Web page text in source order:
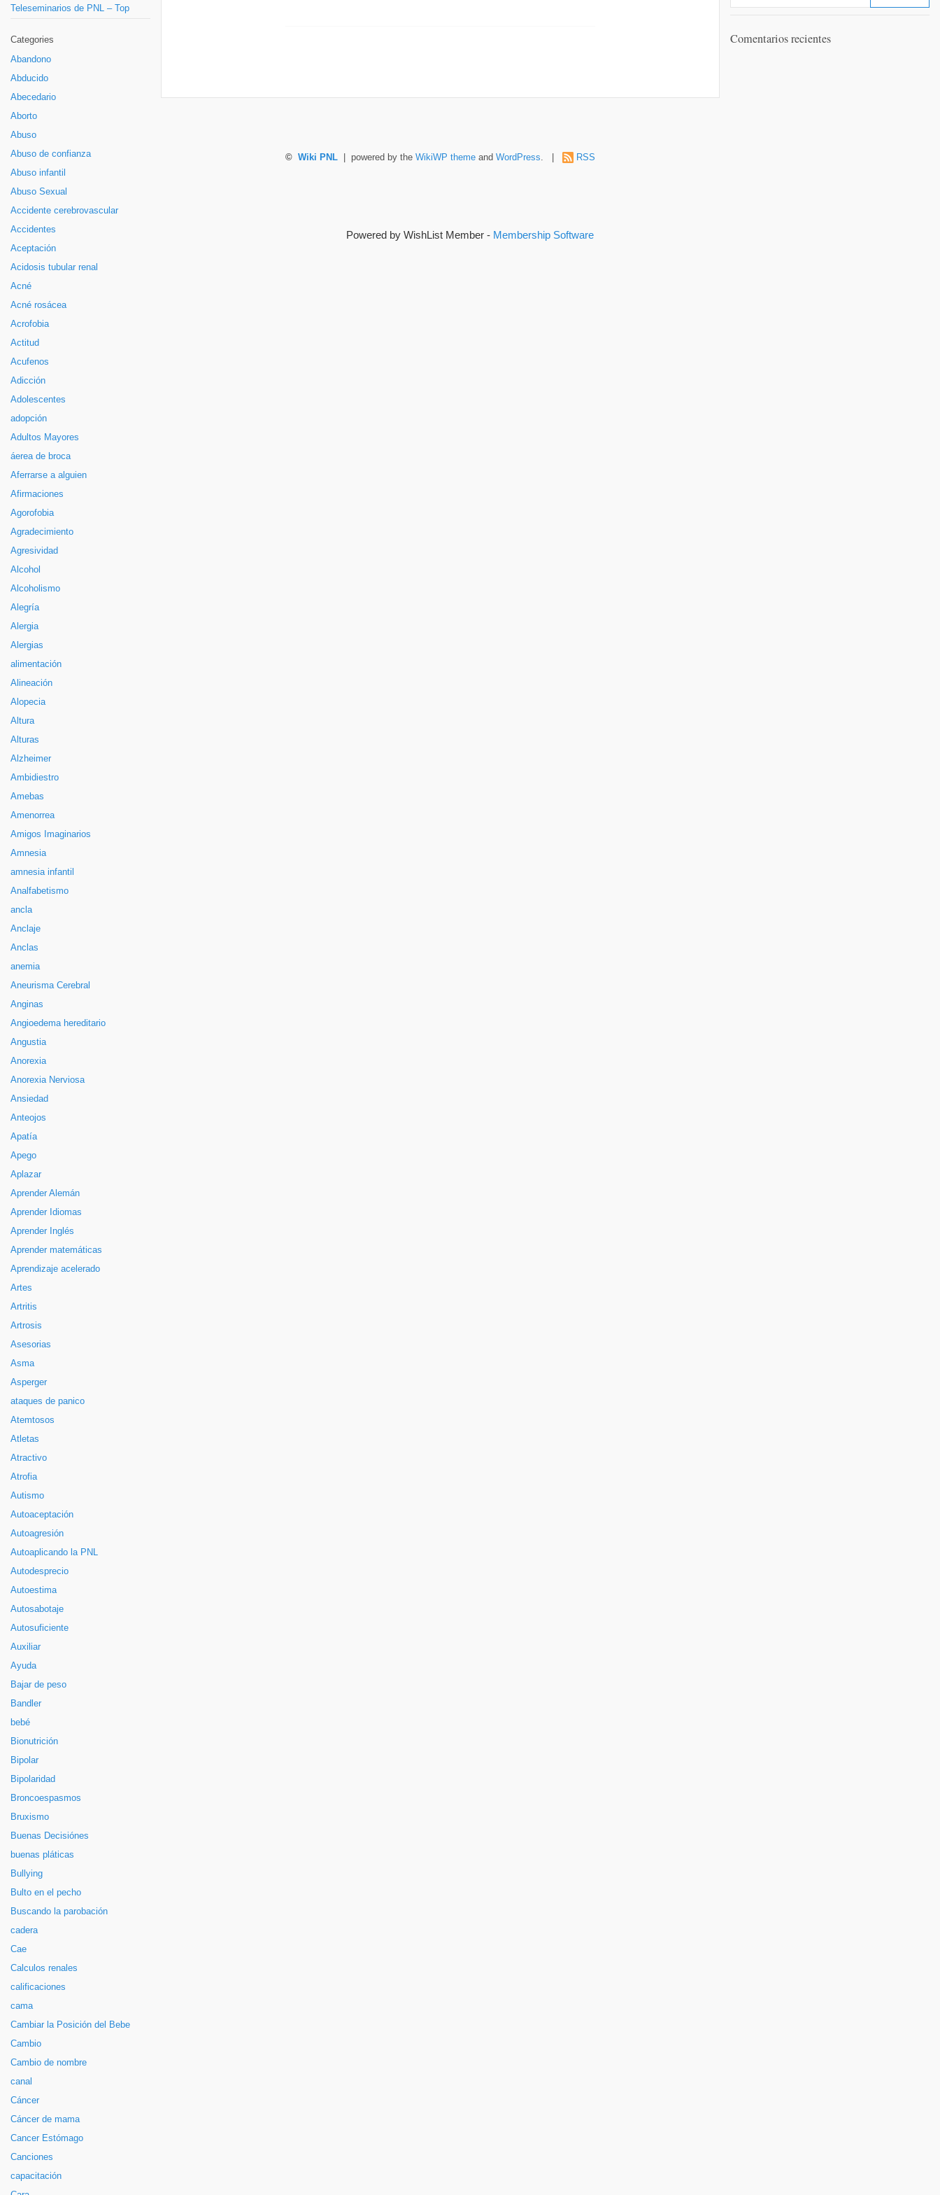
Teleseminarios de PNL – Top
Categories
Abandono
Abducido
Abecedario
Aborto
Abuso
Abuso de confianza
Abuso infantil
Abuso Sexual
Accidente cerebrovascular
Accidentes
Aceptación
Acidosis tubular renal
Acné
Acné rosácea
Acrofobia
Actitud
Acufenos
Adicción
Adolescentes
adopción
Adultos Mayores
áerea de broca
Aferrarse a alguien
Afirmaciones
Agorofobia
Agradecimiento
Agresividad
Alcohol
Alcoholismo
Alegría
Alergia
Alergias
alimentación
Alineación
Alopecia
Altura
Alturas
Alzheimer
Ambidiestro
Amebas
Amenorrea
Amigos Imaginarios
Amnesia
amnesia infantil
Analfabetismo
ancla
Anclaje
Anclas
anemia
Aneurisma Cerebral
Anginas
Angioedema hereditario
Angustia
Anorexia
Anorexia Nerviosa
Ansiedad
Anteojos
Apatía
Apego
Aplazar
Aprender Alemán
Aprender Idiomas
Aprender Inglés
Aprender matemáticas
Aprendizaje acelerado
Artes
Artritis
Artrosis
Asesorias
Asma
Asperger
ataques de panico
Atemtosos
Atletas
Atractivo
Atrofia
Autismo
Autoaceptación
Autoagresión
Autoaplicando la PNL
Autodesprecio
Autoestima
Autosabotaje
Autosuficiente
Auxiliar
Ayuda
Bajar de peso
Bandler
bebé
Bionutrición
Bipolar
Bipolaridad
Broncoespasmos
Bruxismo
Buenas Decisiónes
buenas pláticas
Bullying
Bulto en el pecho
Buscando la parobación
cadera
Cae
Calculos renales
calificaciones
cama
Cambiar la Posición del Bebe
Cambio
Cambio de nombre
canal
Cáncer
Cáncer de mama
Cancer Estómago
Canciones
capacitación
Comentarios recientes
© Wiki PNL | powered by the WikiWP theme and WordPress. | RSS
Powered by WishList Member - Membership Software